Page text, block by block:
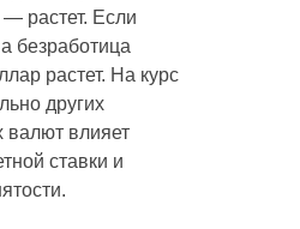
растет. Если
а безработица
растет. На курс
других
валют влияет
ставки и